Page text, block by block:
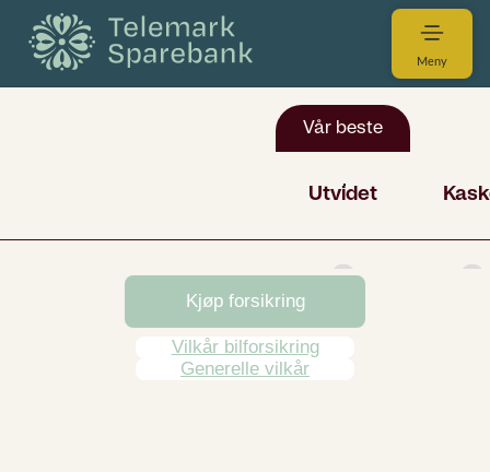
Meny
Kjøp forsikring
Vilkår bilforsikring
Generelle vilkår